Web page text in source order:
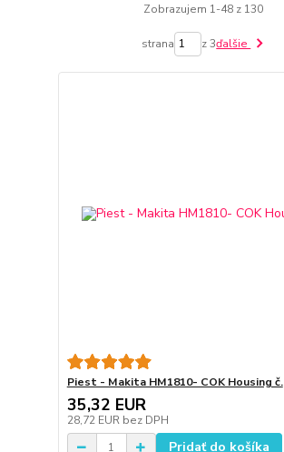
Zobrazujem 1-48 z 130
strana z 3ďalšie
Piest - Makita HM1810- COK Housing č.
35,32 EUR
28,72 EUR bez DPH
Pridať do košíka